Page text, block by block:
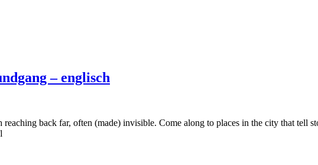
– englisch
back far, often (made) invisible. Come along to places in the city that tell